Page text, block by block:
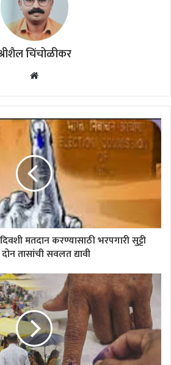
चिंचोळीकर
Website
मतदान करण्यासाठी भरपगारी सुट्टी
तासांची सवलत द्यावी